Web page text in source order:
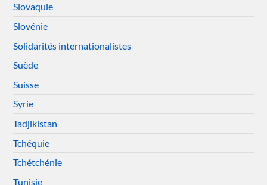
Slovaquie
Slovénie
Solidarités internationalistes
Suède
Suisse
Syrie
Tadjikistan
Tchéquie
Tchétchénie
Tunisie